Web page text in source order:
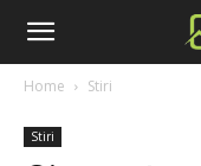
Home Stiri
Stiri